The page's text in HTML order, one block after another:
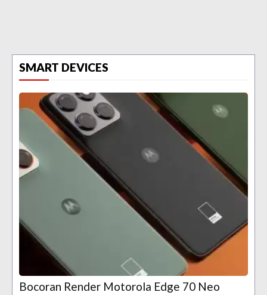
SMART DEVICES
Bocoran Render Motorola Edge 70 Neo